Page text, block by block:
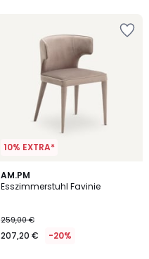
10% EXTRA*
AM.PM
Esszimmerstuhl Favinie
259,00 €
207,20 € -20%
4,9
/ 5